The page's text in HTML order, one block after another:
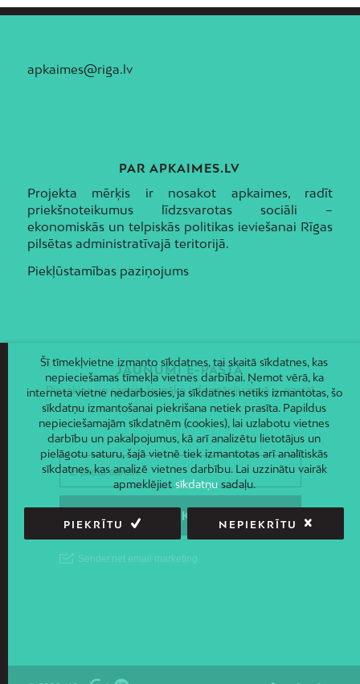
apkaimes@riga.lv
PAR APKAIMES.LV
Projekta mērķis ir nosakot apkaimes, radīt
priekšnoteikumus līdzsvarotas sociāli –
ekonomiskās un telpiskās politikas ieviešanai Rīgas
pilsētas administratīvajā teritorijā.
Piekļūstamības paziņojums
JAUNUMI E-PASTĀ
Piesakies un saņem jaunāko informāciju savā e-pastā!
Šī tīmekļvietne izmanto sīkdatnes, tai skaitā sīkdatnes, kas
nepieciešamas tīmekļa vietnes darbībai. Ņemot vērā, ka
interneta vietne nedarbosies, ja sīkdatnes netiks izmantotas, šo
sīkdatņu izmantošanai piekrišana netiek prasīta. Papildus
nepieciešamajām sīkdatnēm (cookies), lai uzlabotu vietnes
darbību un pakalpojumus, kā arī analizētu lietotājus un
pielāgotu saturu, šajā vietnē tiek izmantotas arī analītiskās
sīkdatnes, kas analizē vietnes darbību. Lai uzzinātu vairāk
apmeklējietsīkdatņusadaļu.
PIEKRĪTU NEPIEKRĪTU